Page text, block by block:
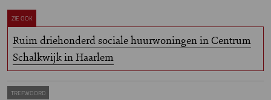
ZIE OOK
Ruim driehonderd sociale huurwoningen in Centrum
Schalkwijk in Haarlem
TREFWOORD